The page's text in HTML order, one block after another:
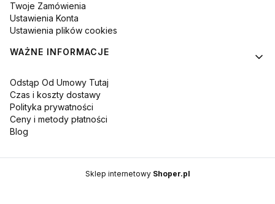
Twoje Zamówienia
Ustawienia Konta
Ustawienia plików cookies
WAŻNE INFORMACJE
Odstąp Od Umowy Tutaj
Czas i koszty dostawy
Polityka prywatności
Ceny i metody płatności
Blog
Sklep internetowy Shoper.pl